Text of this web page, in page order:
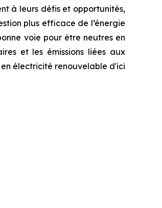
à leurs défis et opportunités,
plus efficace de l’énergie
voie pour être neutres en
et les émissions liées aux
électricité renouvelable d'ici